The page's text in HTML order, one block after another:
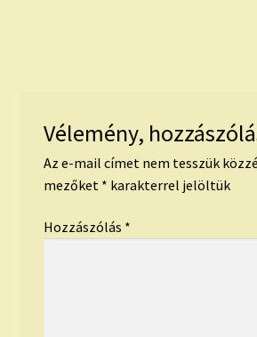
Vélemény,
Az e-mail címet nem tesszük
mezőket * karakterrel jelöltük
Hozzászólás *